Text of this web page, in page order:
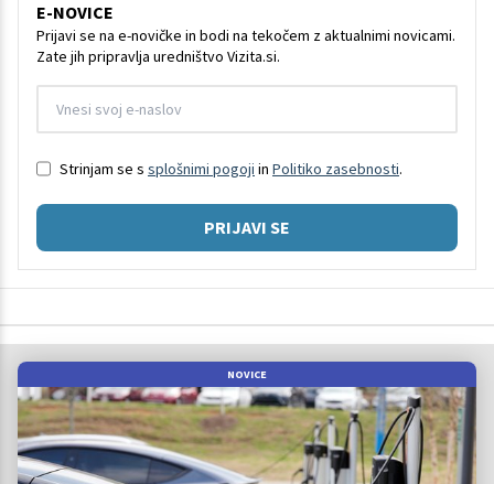
E-NOVICE
Prijavi se na e-novičke in bodi na tekočem z aktualnimi novicami.
Zate jih pripravlja uredništvo Vizita.si.
Strinjam se s splošnimi pogoji in Politiko zasebnosti.
PRIJAVI SE
NOVICE